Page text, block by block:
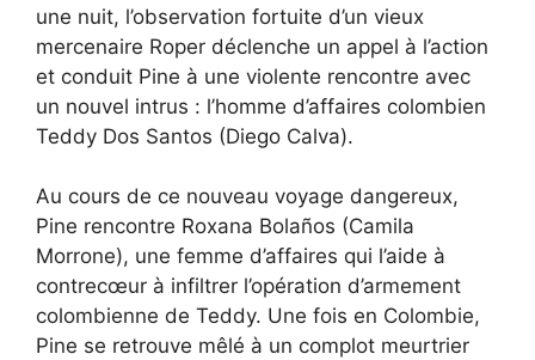
une nuit, l’observation fortuite d’un vieux
mercenaire Roper déclenche un appel à l’action
et conduit Pine à une violente rencontre avec
un nouvel intrus : l’homme d’affaires colombien
Teddy Dos Santos (Diego Calva).
Au cours de ce nouveau voyage dangereux,
Pine rencontre Roxana Bolaños (Camila
Morrone), une femme d’affaires qui l’aide à
contrecœur à infiltrer l’opération d’armement
colombienne de Teddy. Une fois en Colombie,
Pine se retrouve mêlé à un complot meurtrier